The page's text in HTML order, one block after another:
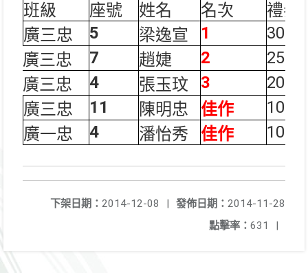
班級
座號 姓名 名次
禮券
廣三忠
5 梁逸宣 1
300
廣三忠
7 趙婕 2
250
廣三忠
4 張玉玟 3
200
廣三忠
11 陳明忠 佳作
100
廣一忠
4 潘怡秀 佳作 100
發佈日期： 2014-11-28
下架日期： 2014-12-08
|
點擊率： 631 |